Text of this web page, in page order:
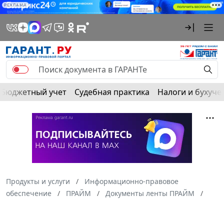
РЕКЛАМА
Бюджетный учет Судебная практика Налоги и
Продукты и услуги
Информационно-правовое
обеспечение
ПРАЙМ
Документы ленты ПРАЙМ